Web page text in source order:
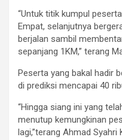
“Untuk titik kumpul
Empat, selanjutnya
berjalan sambil
sepanjang 1KM,” terang
Peserta yang bakal hadir
di prediksi mencapai 40
“Hingga siang ini yang
menutup kemungkinan
lagi,”terang Ahmad Syahri